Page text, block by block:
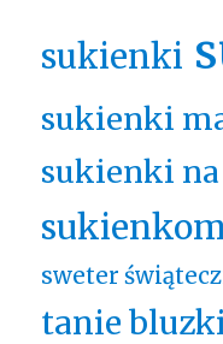
sukienki
sukienki
sukienki
sweter
tanie